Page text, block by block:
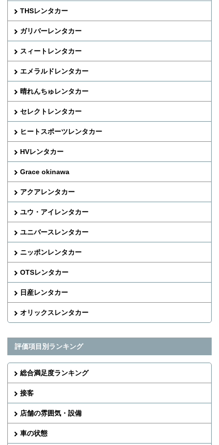
THSレンタカー
ガリバーレンタカー
スィートレンタカー
エメラルドレンタカー
晴れんちゅレンタカー
セレクトレンタカー
ヒートスポーツレンタカー
HVレンタカー
Grace okinawa
アクアレンタカー
ユウ・アイレンタカー
ユニバースレンタカー
ニッポンレンタカー
OTSレンタカー
日産レンタカー
オリックスレンタカー
評価項目別ランキング
総合満足度ランキング
接客
店舗の雰囲気・設備
車の状態